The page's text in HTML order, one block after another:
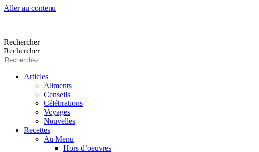
Aller au contenu
Rechercher
Rechercher
Articles
Aliments
Conseils
Célébrations
Voyages
Nouvelles
Recettes
Au Menu
Hors d’oeuvres